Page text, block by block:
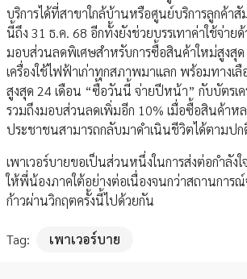
บริการได้ที่สาขาใกล้บ้านหรือศูนย์บริการลูกค้า
นี้ถึง 31 ธ.ค. 68 อีกทั้งยังช่วยบรรเทาค่าใช้จ่าย
มอบส่วนลดพิเศษสำหรับการซื้อสินค้าใหม่สูงสุ
เครื่องใช้ไฟฟ้าเก่าทุกสภาพมาแลก พร้อมทางเ
สูงสุด 24 เดือน “ซื้อวันนี้ จ่ายปีหน้า” กับบัตรเค
รวมถึงมอบส่วนลดเพิ่มอีก 10% เมื่อซื้อสินค้าห
ประชาชนสามารถกลับมาดำเนินชีวิตได้ตามปก
เพาเวอร์บายขอเป็นส่วนหนึ่งในการส่งต่อกำลัง
ให้พี่น้องภาคใต้อย่างต่อเนื่องจนกว่าสถานการ
ก้าวผ่านวิกฤตครั้งนี้ไปด้วยกัน
Tag: เพาเวอร์บาย